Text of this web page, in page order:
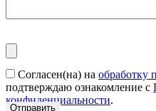
Согласен(на) на обработку
подтверждаю ознакомление с
конфиденциальности.